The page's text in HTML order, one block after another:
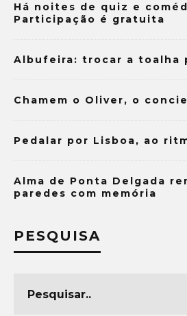
Há noites de quiz e
Participação é gratuita
Albufeira: trocar a toalha
Chamem o Oliver, o
Pedalar por Lisboa, ao
Alma de Ponta Delgada
paredes com memória
PESQUISA